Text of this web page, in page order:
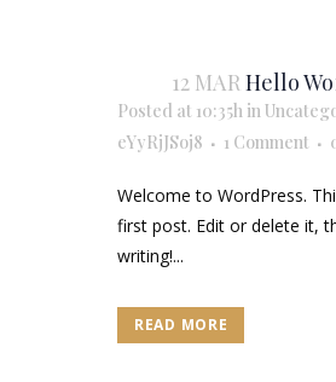
12 MAR Hello
Posted at 10:35h in
eYyRjJSoj8
1 Comment
Welcome to WordPress.
first post. Edit or delete it,
writing!...
READ MORE